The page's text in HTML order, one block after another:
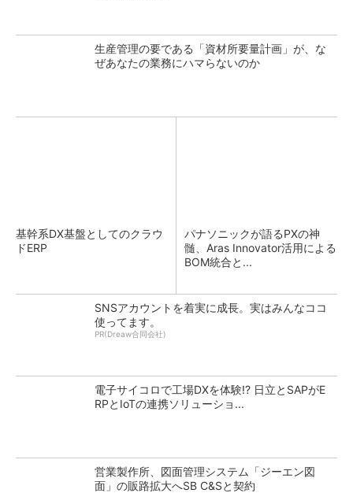
生産管理の要である「資材所要量計画」が、な
ぜあなたの業務にハマらないのか
基幹系DX基盤としてのクラウ
ドERP
パナソニックが語るPXの神
髄、Aras Innovator活用による
BOM統合と...
SNSアカウントを着実に成長。実はみんなココ
使ってます。
PR(Dreaw合同会社)
電子サイコロで工場DXを体験!? 日立とSAPがE
RPとIoTの連携ソリューショ...
営業製作所、図面管理システム「ジーエン図
面」の販路拡大へSB C&Sと契約